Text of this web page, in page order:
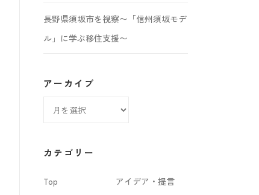
長野県須坂市を視察〜「信州須坂モデ
ル」に学ぶ移住支援〜
アーカイブ
ブ
カテゴリー
Top
アイデア・提言